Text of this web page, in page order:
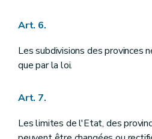
Section II Du
Art. 96
Art. 97
Art. 101
Art. 102
Art. 6.
Les subdivisions des provinces
que par la loi.
Art. 7.
Les limites de l'Etat, des